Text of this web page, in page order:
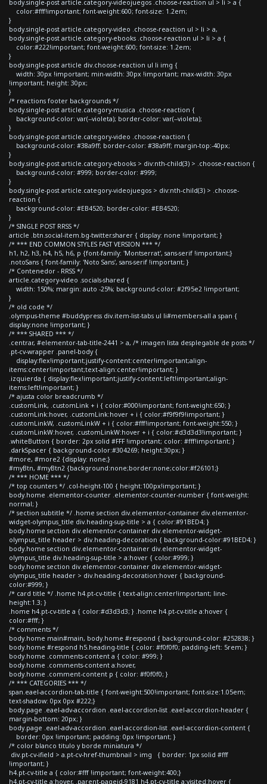
body.single-post article.category-videojuegos .choose-reaction ul > li > a {
color:#fff!important; font-weight:600; font-size: 1.2em;
}
body.single-post article.category-video .choose-reaction ul > li > a,
body.single-post article.category-ebooks .choose-reaction ul > li > a {
color:#222!important; font-weight:600; font-size: 1.2em;
}
body.single-post article div.choose-reaction ul li img {
width: 30px !important; min-width: 30px !important; max-width: 30px
!important; height: 30px;
}
/* reactions footer backgrounds */
body.single-post article.category-musica .choose-reaction {
background-color: var(--violeta); border-color: var(--violeta);
}
body.single-post article.category-video .choose-reaction {
background-color: #38a9ff; border-color: #38a9ff; margin-top:-40px;
}
body.single-post article.category-ebooks > div:nth-child(3) > .choose-reaction {
background-color: #999; border-color: #999;
}
body.single-post article.category-videojuegos > div:nth-child(3) > .choose-
reaction {
background-color: #EB4520; border-color: #EB4520;
}
/* SINGLE POST RRSS */
article .btn.social-item.bg-twitter.sharer { display: none !important; }
/* *** END COMMON STYLES FAST VERSION *** */
h1, h2, h3, h4, h5, h6, p {font-family: 'Montserrat', sans-serif !important;}
.notoSans { font-family: 'Noto Sans', sans-serif !important; }
/* Contenedor - RRSS */
article.category-video .socials-shared {
width: 150%; margin: auto -25%; background-color: #2f95e2 !important;
}
/* old code */
.olympus-theme #buddypress div.item-list-tabs ul li#members-all a span {
display:none !important; }
/* *** SHARED *** */
.centrar, #elementor-tab-title-2441 > a, /* imagen lista desplegable de posts */
.pt-cv-wrapper .panel-body {
display:flex!important;justify-content:center!important;align-
items:center!important;text-align:center!important; }
.izquierda { display:flex!important;justify-content:left!important;align-
items:left!important; }
/* ajusta color breadcrumb */
.customLink, .customLink + i { color:#000!important; font-weight:650; }
.customLink:hover, .customLink:hover + i { color:#f9f9f9!important; }
.customLinkW, .customLinkW + i { color:#fff!important; font-weight:550; }
.customLinkW:hover, .customLinkW:hover + i { color:#d3d3d3!important; }
.whiteButton { border: 2px solid #FFF !important; color: #fff!important; }
.darkSpacer { background-color:#304269; height:30px; }
#more, #more2 {display: none;}
#myBtn, #myBtn2 {background:none;border:none;color:#f26101;}
/* *** HOME *** */
/* top counters */ .col-height-100 { height:100px!important; }
body.home .elementor-counter .elementor-counter-number { font-weight:
normal; }
/* section subtitle */ .home section div.elementor-container div.elementor-
widget-olympus_title div.heading-sup-title > a { color:#91BED4; }
body.home section div.elementor-container div.elementor-widget-
olympus_title header > div.heading-decoration { background-color:#91BED4; }
body.home section div.elementor-container div.elementor-widget-
olympus_title div.heading-sup-title > a:hover { color:#999; }
body.home section div.elementor-container div.elementor-widget-
olympus_title header > div.heading-decoration:hover { background-
color:#999; }
/* card title */ .home h4.pt-cv-title { text-align:center!important; line-
height:1.3; }
.home h4.pt-cv-title a { color:#d3d3d3; } .home h4.pt-cv-title a:hover {
color:#fff; }
/* comments */
body.home main#main, body.home #respond { background-color: #252838; }
body.home #respond h5.heading-title { color: #f0f0f0; padding-left: 5rem; }
body.home .comments-content a { color: #999; }
body.home .comments-content a:hover,
body.home .comment-content p { color: #f0f0f0; }
/* *** CATEGORIES *** */
span.eael-accordion-tab-title { font-weight:500!important; font-size:1.05em;
text-shadow: 0px 0px #222;}
body.page .eael-adv-accordion .eael-accordion-list .eael-accordion-header {
margin-bottom: 20px; }
body.page .eael-adv-accordion .eael-accordion-list .eael-accordion-content {
border: 0px !important; padding: 0px !important; }
/* color blanco titulo y borde miniatura */
div.pt-cv-ifield > a.pt-cv-href-thumbnail > img { border: 1px solid #fff
!important; }
h4.pt-cv-title a { color:#fff !important; font-weight:400;}
h4.pt-cv-title a:hover, .parent-pageid-9181 h4.pt-cv-title a:visited:hover {